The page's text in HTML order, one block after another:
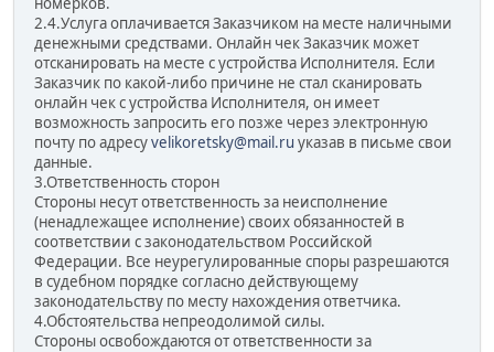
2.4.Услуга оплачивается Заказчиком на месте наличными
денежными средствами. Онлайн чек Заказчик может
отсканировать на месте c устройства Исполнителя. Если
Заказчик по какой-либо причине не стал сканировать
онлайн чек с устройства Исполнителя, он имеет
возможность запросить его позже через электронную
почту по адресуvelikoretsky@mail.ru указав в письме свои
данные.
3.Ответственность сторон
Стороны несут ответственность за неисполнение
(ненадлежащее исполнение) своих обязанностей в
соответствии с законодательством Российской
Федерации. Все неурегулированные споры разрешаются
в судебном порядке согласно действующему
законодательству по месту нахождения ответчика.
4.Обстоятельства непреодолимой силы.
Стороны освобождаются от ответственности за